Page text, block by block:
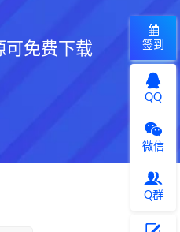
可免费下载 签到
QQ
微信
Q群